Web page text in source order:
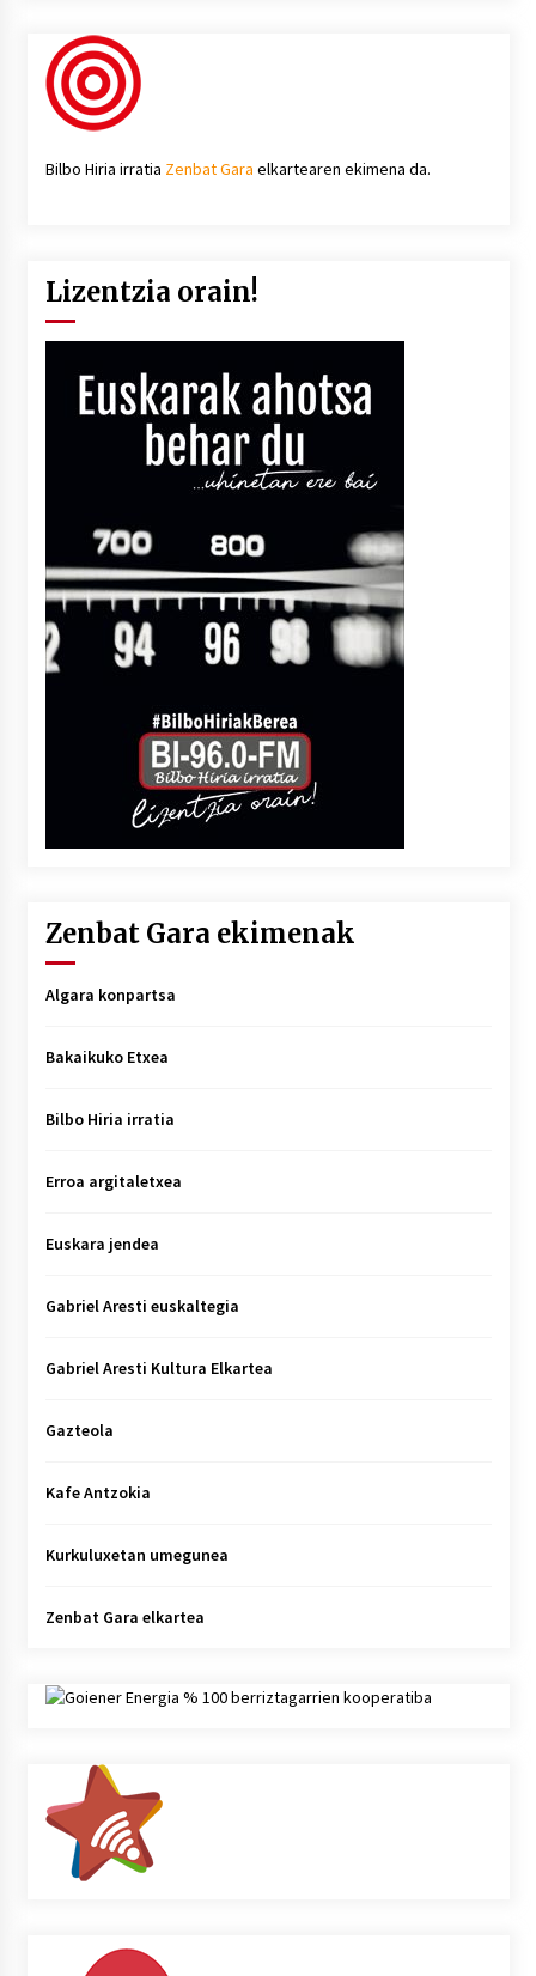
Bilbo Hiria irratia Zenbat Gara elkartearen ekimena da.
Lizentzia orain!
Zenbat Gara ekimenak
Algara konpartsa
Bakaikuko Etxea
Bilbo Hiria irratia
Erroa argitaletxea
Euskara jendea
Gabriel Aresti euskaltegia
Gabriel Aresti Kultura Elkartea
Gazteola
Kafe Antzokia
Kurkuluxetan umegunea
Zenbat Gara elkartea